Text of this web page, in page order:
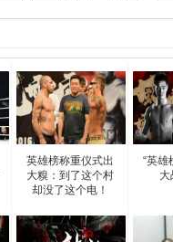
英雄榜称重仪式出
大糗：到了这个村
却没了这个电！
“英雄
大